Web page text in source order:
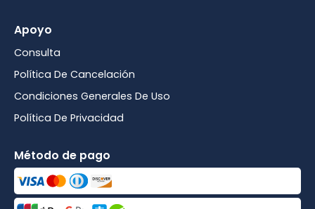
Apoyo
Consulta
Política De Cancelación
Condiciones Generales De Uso
Política De Privacidad
Método de pago